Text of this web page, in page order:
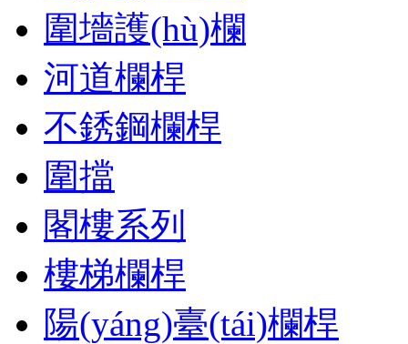
圍墻護(hù)欄
河道欄桿
不銹鋼欄桿
圍擋
閣樓系列
樓梯欄桿
陽(yáng)臺(tái)欄桿